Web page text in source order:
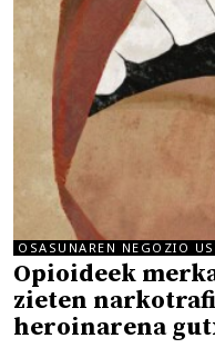
OSASUNAREN NEGOZIO
Opioideek
zieten
heroinarena